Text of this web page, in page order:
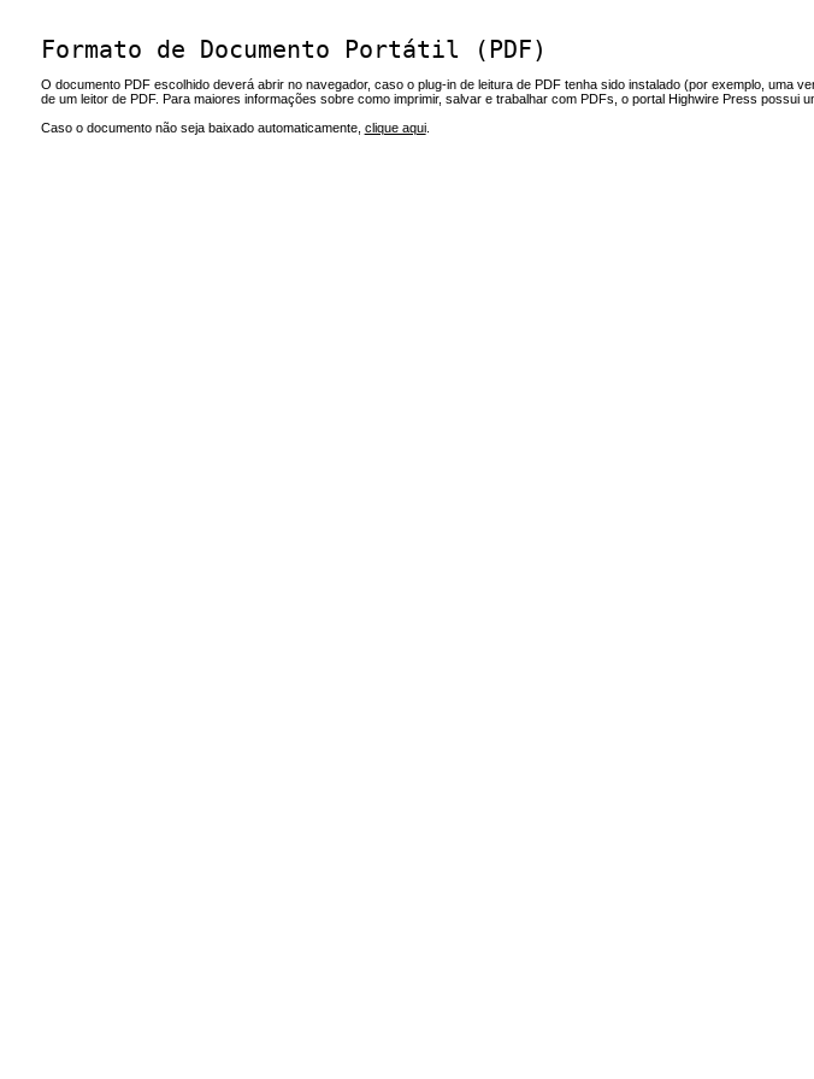
Formato de Documento Portátil (PDF)
O documento PDF escolhido deverá abrir no navegador, caso o plug-in de leitura de PDF tenha sido instalado (por exemplo, uma
de um leitor de PDF. Para maiores informações sobre como imprimir, salvar e trabalhar com PDFs, o portal Highwire Press possui
Caso o documento não seja baixado automaticamente, clique aqui.